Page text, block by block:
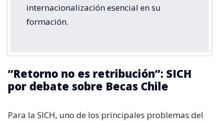
internacionalización esencial en su
formación.
“Retorno no es retribución”: SICH
por debate sobre Becas Chile
Para la SICH, uno de los principales problemas del